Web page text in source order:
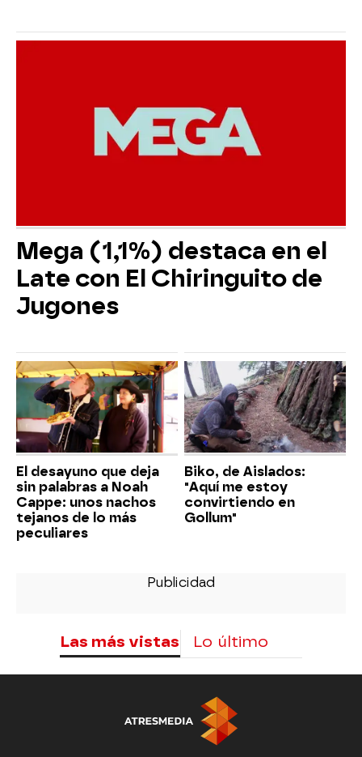
Mega (1,1%) destaca en el
Late con El Chiringuito de
Jugones
El desayuno que deja
sin palabras a Noah
Cappe: unos nachos
tejanos de lo más
peculiares
Biko, de Aislados:
"Aquí me estoy
convirtiendo en
Gollum"
Las más vistas Lo último